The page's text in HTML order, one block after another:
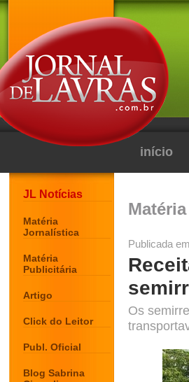
início
JL Notícias
Matéria
Jornalística
Matéria
Publicitária
Artigo
Click do Leitor
Publ. Oficial
Blog Sabrina
Publicada
Os